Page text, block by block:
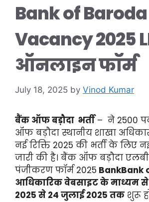
Bank of Baroda
Vacancy 2025
ऑनलाइन फॉर्म
July 18, 2025 by Vinod Kumar
बैंक ऑफ बड़ौदा भर्ती– ने 2500
ऑफ बड़ौदा स्थानीय शाखा
नई रिक्ति 2025 की भर्ती के लिए
जारी की है। बैंक ऑफ बड़ौदा
पंजीकरण फॉर्म 2025 BankBank
आधिकारिक वेबसाइट के माध्यम
2025 से 24 जुलाई 2025 तक शुरू